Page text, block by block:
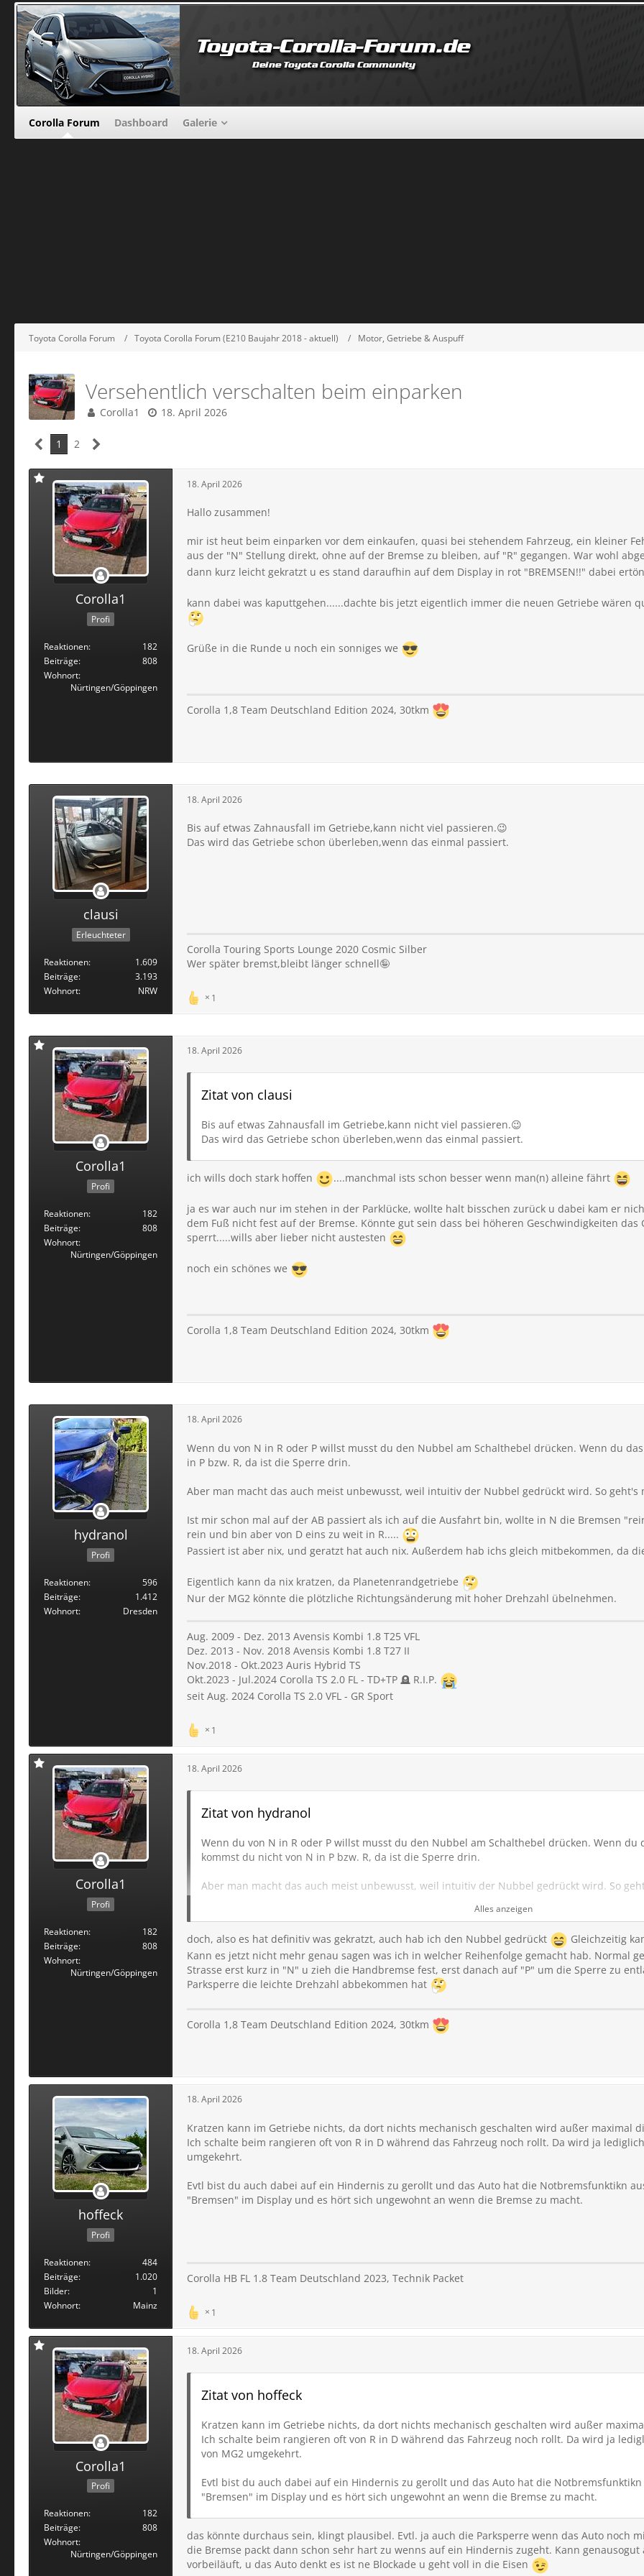
Corolla Forum Dashboard Galerie
Toyota Corolla Forum Toyota Corolla Forum (E210 Baujahr 2018 - aktuell) Motor, Getriebe & Auspuff
Versehentlich verschalten beim einparken
Corolla1 18. April 2026
1 2
Corolla1
Profi
Reaktionen
182
Beiträge
808
Wohnort
Nürtingen/Göppingen
18. April 2026
Hallo zusammen!
mir ist heut beim einparken vor dem einkaufen, quasi bei stehendem Fahrzeug, ein kleiner
aus der "N" Stellung direkt, ohne auf der Bremse zu bleiben, auf "R" gegangen. War wohl
dann kurz leicht gekratzt u es stand daraufhin auf dem Display in rot "BREMSEN!!" dabei
kann dabei was kaputtgehen......dachte bis jetzt eigentlich immer die neuen Getriebe wären
Grüße in die Runde u noch ein sonniges we
Corolla 1,8 Team Deutschland Edition 2024, 30tkm
clausi
Erleuchteter
Reaktionen
1.609
Beiträge
3.193
Wohnort
NRW
18. April 2026
Bis auf etwas Zahnausfall im Getriebe,kann nicht viel passieren.😉
Das wird das Getriebe schon überleben,wenn das einmal passiert.
Corolla Touring Sports Lounge 2020 Cosmic Silber
Wer später bremst,bleibt länger schnell🤪
1
Corolla1
Profi
Reaktionen
182
Beiträge
808
Wohnort
Nürtingen/Göppingen
18. April 2026
Zitat von clausi
Bis auf etwas Zahnausfall im Getriebe,kann nicht viel passieren.😉
Das wird das Getriebe schon überleben,wenn das einmal passiert.
ich wills doch stark hoffen ....manchmal ists schon besser wenn man(n) alleine fährt
ja es war auch nur im stehen in der Parklücke, wollte halt bisschen zurück u dabei kam er
dem Fuß nicht fest auf der Bremse. Könnte gut sein dass bei höheren Geschwindigkeiten das
sperrt.....wills aber lieber nicht austesten
noch ein schönes we
Corolla 1,8 Team Deutschland Edition 2024, 30tkm
hydranol
Profi
Reaktionen
596
Beiträge
1.412
Wohnort
Dresden
18. April 2026
Wenn du von N in R oder P willst musst du den Nubbel am Schalthebel drücken. Wenn du
in P bzw. R, da ist die Sperre drin.
Aber man macht das auch meist unbewusst, weil intuitiv der Nubbel gedrückt wird. So geht's
Ist mir schon mal auf der AB passiert als ich auf die Ausfahrt bin, wollte in N die Bremsen
rein und bin aber von D eins zu weit in R.....
Passiert ist aber nix, und geratzt hat auch nix. Außerdem hab ichs gleich mitbekommen, da
Eigentlich kann da nix kratzen, da Planetenrandgetriebe
Nur der MG2 könnte die plötzliche Richtungsänderung mit hoher Drehzahl übelnehmen.
Aug. 2009 - Dez. 2013 Avensis Kombi 1.8 T25 VFL
Dez. 2013 - Nov. 2018 Avensis Kombi 1.8 T27 II
Nov.2018 - Okt.2023 Auris Hybrid TS
Okt.2023 - Jul.2024 Corolla TS 2.0 FL - TD+TP 🪦 R.I.P.
seit Aug. 2024 Corolla TS 2.0 VFL - GR Sport
1
Corolla1
Profi
Reaktionen
182
Beiträge
808
Wohnort
Nürtingen/Göppingen
18. April 2026
Zitat von hydranol
Wenn du von N in R oder P willst musst du den Nubbel am Schalthebel drücken. Wenn du
kommst du nicht von N in P bzw. R, da ist die Sperre drin.
Aber man macht das auch meist unbewusst, weil intuitiv der Nubbel gedrückt wird. So
Ist mir schon mal auf der AB passiert als ich auf die Ausfahrt bin, wollte in N die Bremsen
Passiert ist aber nix, und geratzt hat auch nix. Außerdem hab ichs gleich mitbekommen,
Eigentlich kann da nix kratzen, da Planetenrandgetriebe
Alles anzeigen
doch, also es hat definitiv was gekratzt, auch hab ich den Nubbel gedrückt
Gleichzeitig
Kann es jetzt nicht mehr genau sagen was ich in welcher Reihenfolge gemacht hab. Normal
Strasse erst kurz in "N" u zieh die Handbremse fest, erst danach auf "P" um die Sperre zu
Parksperre die leichte Drehzahl abbekommen hat
Corolla 1,8 Team Deutschland Edition 2024, 30tkm
hoffeck
Profi
Reaktionen
484
Beiträge
1.020
Bilder
1
Wohnort
Mainz
18. April 2026
Kratzen kann im Getriebe nichts, da dort nichts mechanisch geschalten wird außer maximal
Ich schalte beim rangieren oft von R in D während das Fahrzeug noch rollt. Da wird ja
umgekehrt.
Evtl bist du auch dabei auf ein Hindernis zu gerollt und das Auto hat die Notbremsfunktikn
"Bremsen" im Display und es hört sich ungewohnt an wenn die Bremse zu macht.
Corolla HB FL 1.8 Team Deutschland 2023, Technik Packet
1
Corolla1
Profi
Reaktionen
182
Beiträge
808
Wohnort
Nürtingen/Göppingen
18. April 2026
Zitat von hoffeck
Kratzen kann im Getriebe nichts, da dort nichts mechanisch geschalten wird außer
Ich schalte beim rangieren oft von R in D während das Fahrzeug noch rollt. Da wird ja
von MG2 umgekehrt.
Evtl bist du auch dabei auf ein Hindernis zu gerollt und das Auto hat die
"Bremsen" im Display und es hört sich ungewohnt an wenn die Bremse zu macht.
das könnte durchaus sein, klingt plausibel. Evtl. ja auch die Parksperre wenn das Auto noch
die Bremse packt dann schon sehr hart zu wenns auf ein Hindernis zugeht. Kann
vorbeiläuft, u das Auto denkt es ist ne Blockade u geht voll in die Eisen